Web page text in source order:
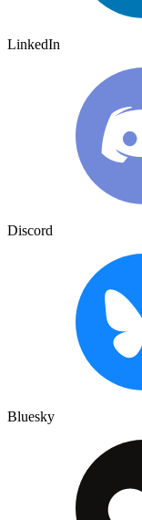
LinkedIn
Discord
Bluesky